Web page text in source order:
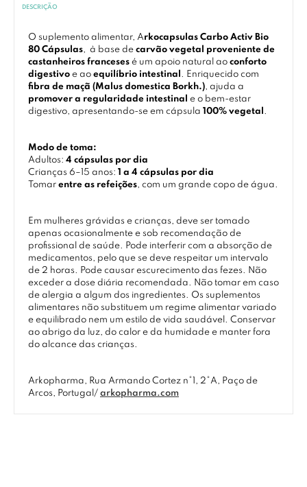
DESCRIÇÃO
O suplemento alimentar, Arkocapsulas Carbo Activ Bio
80 Cápsulas, à base de carvão vegetal proveniente de
castanheiros franceses é um apoio natural ao conforto
digestivo e ao equilíbrio intestinal . Enriquecido com
fibra de maçã (Malus domestica Borkh.), ajuda a
promover a regularidade intestinal
e o bem-estar
digestivo, apresentando-se em cápsula
100% vegetal .
Modo de toma:
Adultos: 4 cápsulas por dia
Crianças 6–15 anos:
1 a 4 cápsulas por dia
Tomar entre as refeições, com um grande copo de água.
Em mulheres grávidas e crianças, deve ser tomado
apenas ocasionalmente e sob recomendação de
profissional de saúde. Pode interferir com a absorção de
medicamentos, pelo que se deve respeitar um intervalo
de 2 horas. Pode causar escurecimento das fezes. Não
exceder a dose diária recomendada. Não tomar em caso
de alergia a algum dos ingredientes. Os suplementos
alimentares não substituem um regime alimentar variado
e equilibrado nem um estilo de vida saudável. Conservar
ao abrigo da luz, do calor e da humidade e manter fora
do alcance das crianças.
Arkopharma, Rua Armando Cortez n°1, 2°A, Paço de
Arcos, Portugal/ arkopharma.com